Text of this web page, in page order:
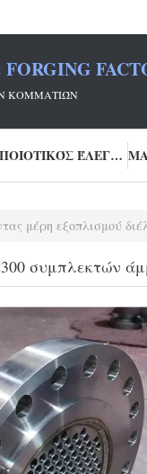
ΚΟΜΜΑΤΙΏΝ
ΠΟΙΟΤΙΚΌΣ ΈΛΕΓΧΟΣ
μέρη εξοπλισμού
συμπλεκτών